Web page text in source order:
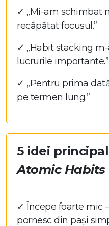
✓ „Mi-am schimbat
recăpătat focusul.”
✓ „Habit stacking
lucrurile importante.”
✓ „Pentru prima
pe termen lung.”
5 idei
Atomic Habits
✓ Începe foarte mic
pornesc din pași